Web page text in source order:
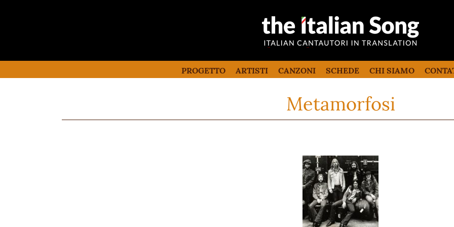
the italian song
PROGETTO ARTISTI CANZONI SCHEDE CHI SIAMO
Metamorfosi